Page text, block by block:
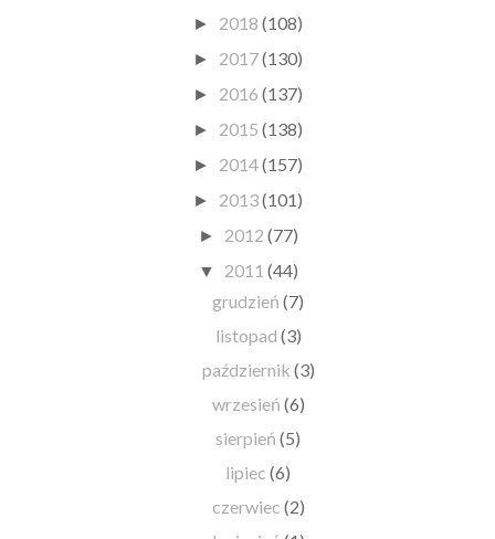
► 2018 (108)
► 2017(130)
► 2016 (137)
► 2015 (138)
► 2014(157)
► 2013(101)
► 2012 (77)
▼ 2011 (44)
grudzień(7)
listopad (3)
październik (3)
wrzesień (6)
sierpień(5)
lipiec(6)
czerwiec (2)